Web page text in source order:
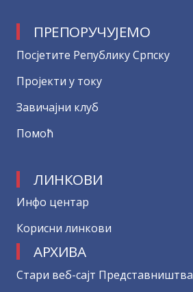
ПРЕПОРУЧУЈЕМО
Посјетите Републику Српску
Пројекти у току
Завичајни клуб
Помоћ
ЛИНКОВИ
Инфо центар
Корисни линкови
АРХИВА
Стари веб-сајт Представништва